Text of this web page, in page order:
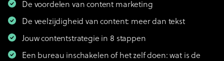
De voordelen van content marketing
De veelzijdigheid van content: meer dan tekst
Jouw contentstrategie in 8 stappen
Een bureau inschakelen of het zelf doen: wat is de